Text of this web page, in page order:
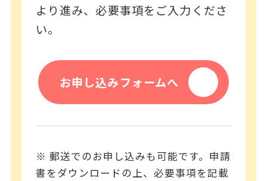
より進み、必要事項をご入力くださ
い。
お申し込みフォームへ
※ 郵送でのお申し込みも可能です。申請
書をダウンロードの上、必要事項を記載